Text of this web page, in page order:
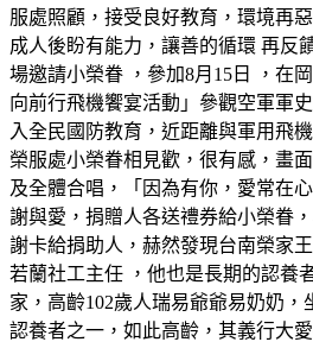
服處照顧，接受良好教育，環境再
成人後盼有能力，讓善的循環 再反
場邀請小榮眷 ，參加8月15日 ，在
向前行飛機饗宴活動」參觀空軍軍
入全民國防教育，近距離與軍用飛
榮服處小榮眷相見歡，很有感，畫
及全體合唱，「因為有你，愛常在
謝與愛，捐贈人各送禮券給小榮眷
謝卡給捐助人，赫然發現台南榮家
若蘭社工主任 ，他也是長期的認養
家，高齡102歲人瑞易爺爺易奶奶，
認養者之一，如此高齡，其義行大